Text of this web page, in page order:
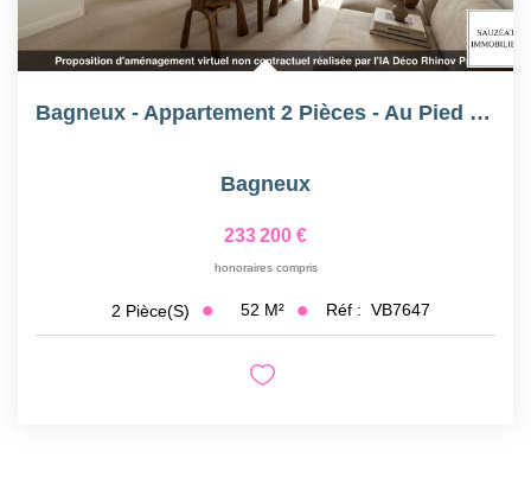
Bagneux - Appartement 2 Pièces - Au Pied Du Métro 4
Bagneux
233 200 €
honoraires compris
2 Pièce(s) 52 M² Réf : VB7647